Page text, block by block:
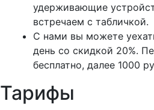
удерживающие
встречаем с табличкой.
С нами вы можете
день со скидкой 20%.
бесплатно, далее 1000
Тарифы